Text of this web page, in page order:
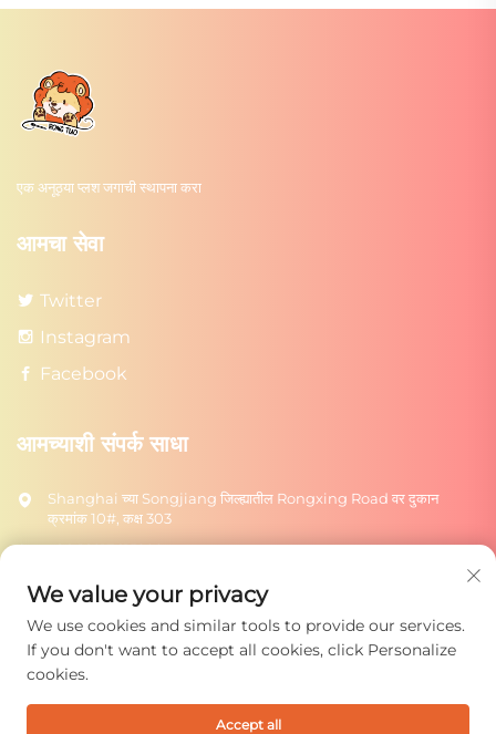
एक अनूठ्या प्लश जगाची स्थापना करा
आमचा सेवा
Twitter
Instagram
Facebook
आमच्याशी संपर्क साधा
Shanghai च्या Songjiang जिल्ह्यातील Rongxing Road वर दुकान
क्रमांक 10#, कक्ष 303
+86-18217615209
पाठवा
We value your privacy
We use cookies and similar tools to provide our services.
If you don't want to accept all cookies, click Personalize
cookies.
Accept all